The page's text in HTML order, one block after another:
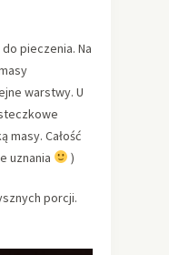
pieczenia. Na
warstwy. U
masy. Całość
uznania
)
porcji.